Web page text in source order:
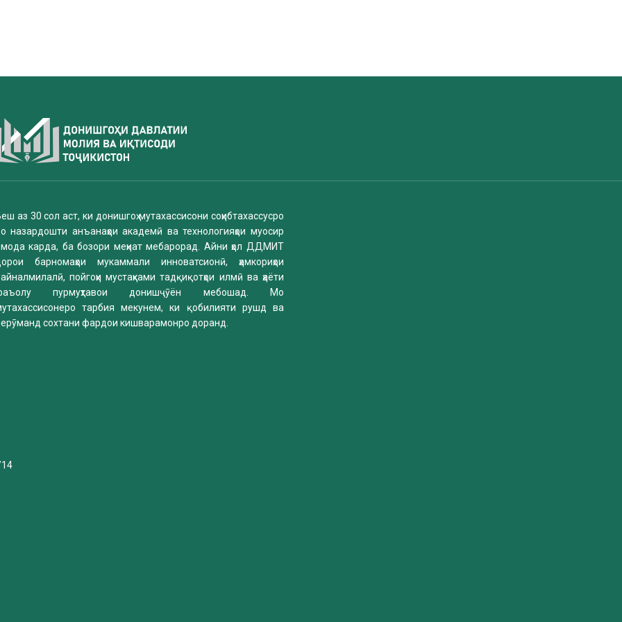
аз 30 сол аст, ки донишгоҳ мутахассисони соҳибтахассусро
назардошти анъанаҳои академӣ ва технологияҳои муосир
карда, ба бозори меҳнат мебарорад. Айни ҳол ДДМИТ
барномаҳои мукаммали инноватсионӣ, ҳамкориҳои
пойгоҳи мустаҳками тадқиқотҳои илмӣ ва ҳаёти
пурмуҳтавои донишҷӯён мебошад. Мо
тарбия мекунем, ки қобилияти рушд ва
сохтани фардои кишварамонро доранд.